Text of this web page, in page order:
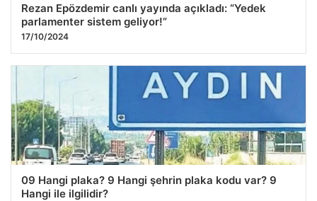
Rezan Epözdemir canlı yayında açıkladı: “Yedek
parlamenter sistem geliyor!”
17/10/2024
09 Hangi plaka? 9 Hangi şehrin plaka kodu var? 9
Hangi ile ilgilidir?